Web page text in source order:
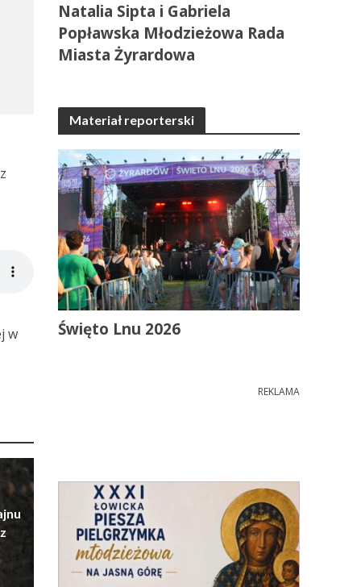
w
Natalia Sipta i Gabriela
Popławska Młodzieżowa Rada
Miasta Żyrardowa
Materiał reporterski
Święto Lnu 2026
REKLAMA